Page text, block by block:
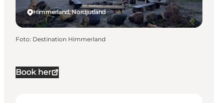
Book her
Himmerland, Nordjütland
Foto: Destination Himmerland